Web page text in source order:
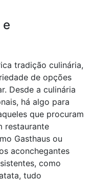
tradição culinária,
de opções
Desde a culinária
há algo para
que procuram
restaurante
Gasthaus ou
aconchegantes
como
tudo